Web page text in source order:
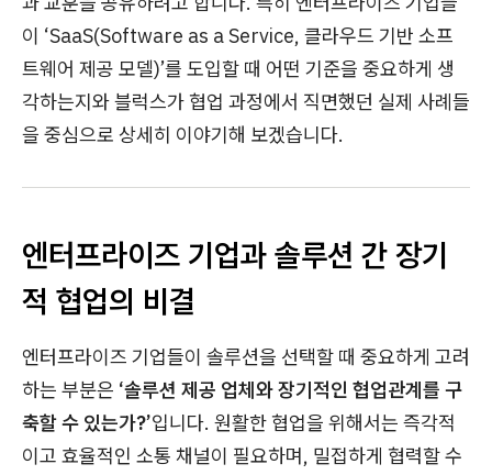
이 ‘SaaS(Software as a Service, 클라우드 기반 소프
트웨어 제공 모델)’를 도입할 때 어떤 기준을 중요하게 생
각하는지와 블럭스가 협업 과정에서 직면했던 실제 사례들
을 중심으로 상세히 이야기해 보겠습니다.
엔터프라이즈 기업과 솔루션 간 장기
적 협업의 비결
엔터프라이즈 기업들이 솔루션을 선택할 때 중요하게 고려
하는 부분은 ‘솔루션 제공 업체와 장기적인 협업관계를 구
축할 수 있는가?’입니다. 원활한 협업을 위해서는 즉각적
이고 효율적인 소통 채널이 필요하며, 밀접하게 협력할 수